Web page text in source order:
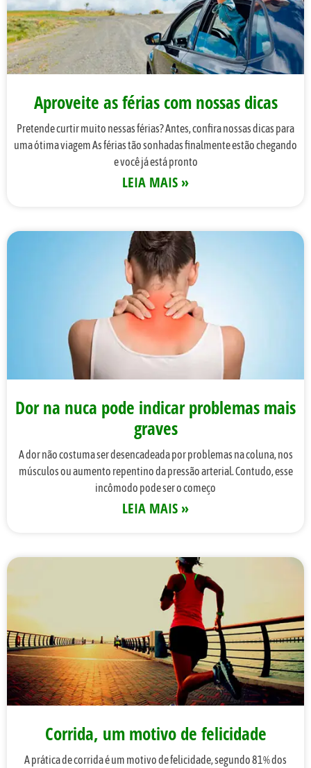
Aproveite as férias com nossas dicas
Pretende curtir muito nessas férias? Antes, confira nossas dicas para
uma ótima viagem As férias tão sonhadas finalmente estão chegando
e você já está pronto
LEIA MAIS »
Dor na nuca pode indicar problemas mais
graves
A dor não costuma ser desencadeada por problemas na coluna, nos
músculos ou aumento repentino da pressão arterial. Contudo, esse
incômodo pode ser o começo
LEIA MAIS »
Corrida, um motivo de felicidade
A prática de corrida é um motivo de felicidade, segundo 81% dos